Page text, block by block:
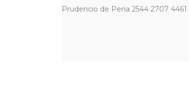
Prudencio de Pena 2544 2707